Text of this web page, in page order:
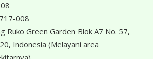
008
Ruko Green Garden Blok A7 No. 57,
Indonesia (Melayani area